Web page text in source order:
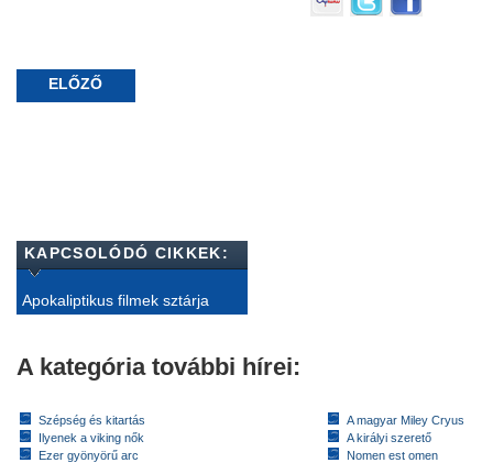
ELŐZŐ
KAPCSOLÓDÓ CIKKEK:
Apokaliptikus filmek sztárja
A kategória további hírei:
Szépség és kitartás
Ilyenek a viking nők
Ezer gyönyörű arc
A magyar Miley Cryus
A királyi szerető
Nomen est omen